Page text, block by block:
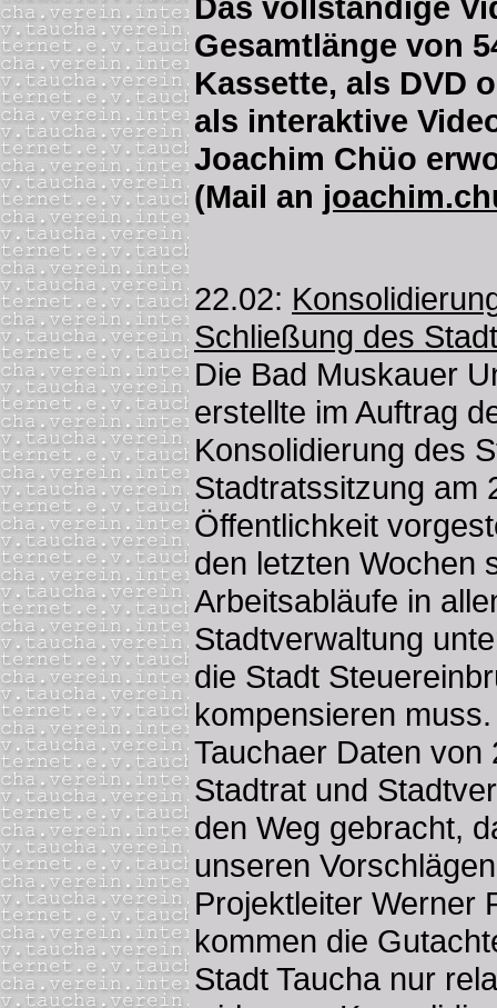
Gesamtlänge von
Kassette, als DVD
als interaktive
Joachim Chüo
(Mail an
22.02:
Schließung des
Die Bad Muskauer
erstellte im Auftrag
Konsolidierung des
Stadtratssitzung am
Öffentlichkeit
den letzten Wochen
Arbeitsabläufe in
Stadtverwaltung
die Stadt
kompensieren
Tauchaer Daten
Stadtrat und
den Weg gebracht,
unseren
Projektleiter Werner
kommen die
Stadt Taucha nur